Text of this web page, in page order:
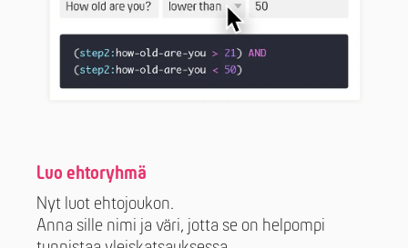
Luo ehtoryhmä
Nyt luot ehtojoukon.
Anna sille nimi ja väri, jotta se on helpompi